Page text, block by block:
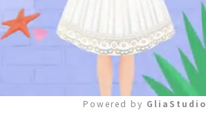
Powered by